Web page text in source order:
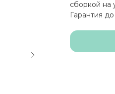
сборкой на
Гарантия